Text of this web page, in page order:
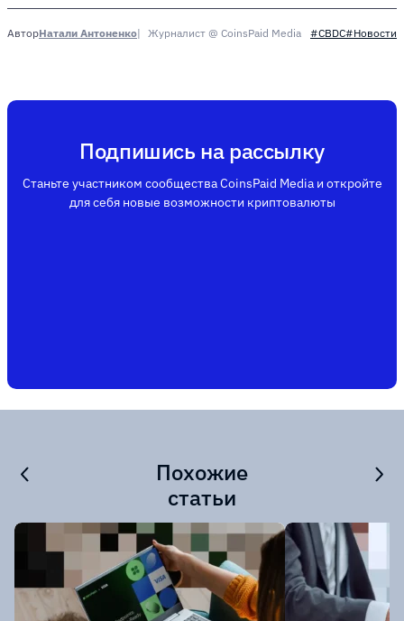
АвторНатали Антоненко Журналист @ CoinsPaid Media #CBDC#Новости
Подпишись на рассылку
Станьте участником сообщества CoinsPaid Media и откройте
для себя новые возможности криптовалюты
Похожие
статьи